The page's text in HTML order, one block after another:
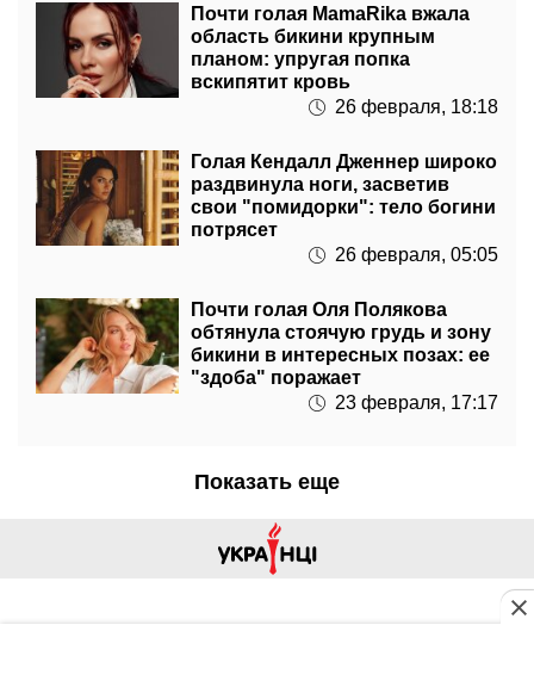
Почти голая MamaRika вжала
область бикини крупным
планом: упругая попка
вскипятит кровь
26 февраля, 18:18
Голая Кендалл Дженнер широко
раздвинула ноги, засветив
свои "помидорки": тело богини
потрясет
26 февраля, 05:05
Почти голая Оля Полякова
обтянула стоячую грудь и зону
бикини в интересных позах: ее
"здоба" поражает
23 февраля, 17:17
Показать еще